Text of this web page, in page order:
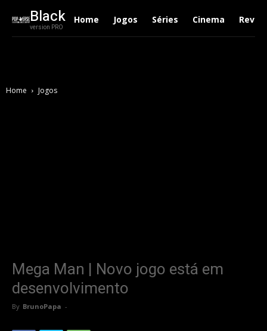
Black
version PRO
Home Jogos Séries Cinema
Home Jogos
Mega Man | Novo jogo está em
desenvolvimento
By BrunoPapa -